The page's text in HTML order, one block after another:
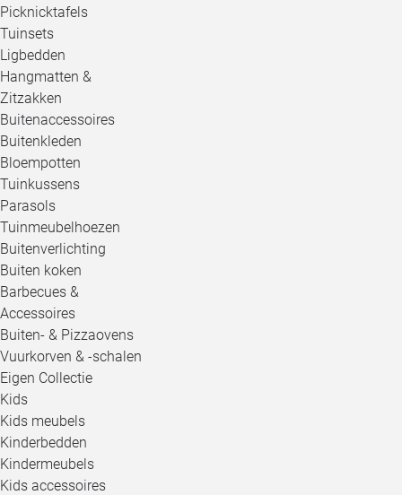
Picknicktafels
Tuinsets
Ligbedden
Hangmatten &
Zitzakken
Buitenaccessoires
Buitenkleden
Bloempotten
Tuinkussens
Parasols
Tuinmeubelhoezen
Buitenverlichting
Buiten koken
Barbecues &
Accessoires
Buiten- & Pizzaovens
Vuurkorven & -schalen
Eigen Collectie
Kids
Kids meubels
Kinderbedden
Kindermeubels
Kids accessoires